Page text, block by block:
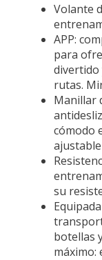
Volante
APP:
para
divertido
rutas.
Manillar
cómodo
ajustable
su
botellas
máximo: